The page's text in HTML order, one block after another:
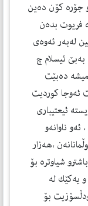
جۆرە كۆن دەین
فریوت بدەن
لەبەر ئەوەی
بەبێ ئیسلام چ
دەبێت
ئەوجا كوردیت
ئیعتیباری
ناوانەو
،هەزار
شیاوترە بۆ
یەكێك لە
بۆ